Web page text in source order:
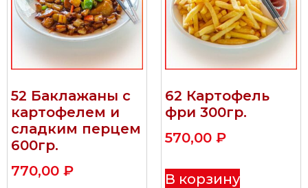
52 Баклажаны с
картофелем и
сладким перцем
600гр.
770,00 ₽
62 Картофель
фри 300гр.
570,00 ₽
В корзину